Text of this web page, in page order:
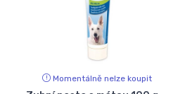
Momentálně nelze koupit